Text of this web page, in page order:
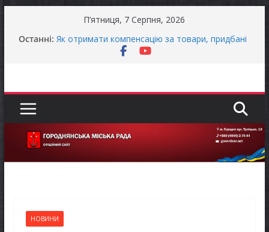
П’ятниця, 7 Серпня, 2026
Останні: громади справжньою літньою спекою
Як отримати компенсацію за товари, придбані
прав людини проводить опитування щодо
реалізації права осіб з інвалідністю на працю
Батьки майбутніх першокласників уже можуть
оформити «Пакунок школяра»
НОВИНИ